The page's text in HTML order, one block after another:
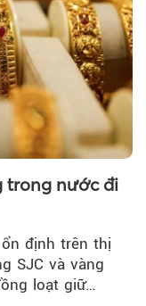
trong nước đi
định trên thị
SJC và vàng
loạt giữ